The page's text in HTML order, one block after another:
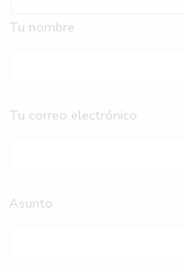
Tu nombre
Tu correo electrónico
Asunto